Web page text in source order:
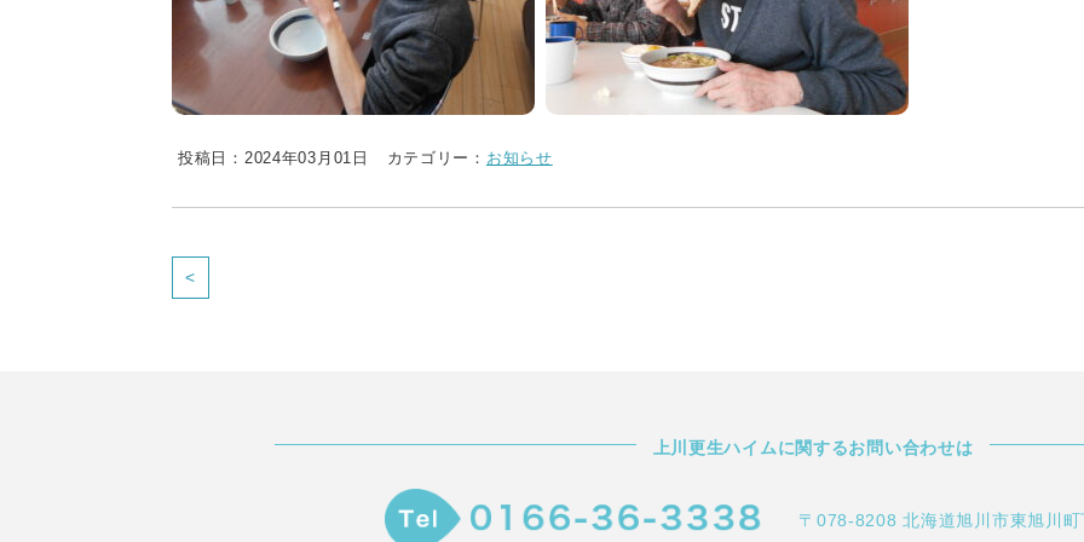
投稿日：2024年03月01日 カテゴリー： お知らせ
<
上川更生ハイムに関するお問い合わせは
〒078-8208北海道旭川市東旭川